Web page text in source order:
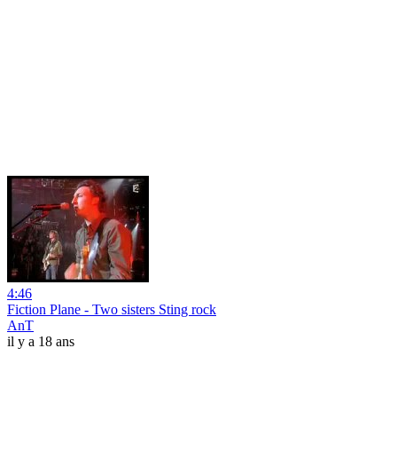
4:46
Fiction Plane - Two sisters Sting rock
AnT
il y a 18 ans